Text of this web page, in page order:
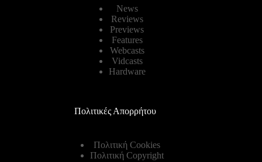
News
Reviews
Previews
Features
Webcasts
Vidcasts
Hardware
Πολιτικές Απορρήτου
Πολιτική Cookies
Πολιτική Copyright